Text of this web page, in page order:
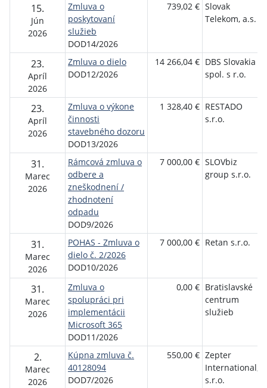
15.
Jún
2026
Zmluva o
poskytovaní
služieb
DOD14/2026
739,02 € Slovak
Telekom, a.s.
23.
Apríl
2026
Zmluva o dielo
DOD12/2026
14 266,04 € DBS Slovakia
spol. s r.o.
23.
Apríl
2026
Zmluva o výkone
činnosti
stavebného dozoru
DOD13/2026
1 328,40 € RESTADO
s.r.o.
31.
Marec
2026
Rámcová zmluva o
odbere a
zneškodnení /
zhodnotení
odpadu
DOD9/2026
7 000,00 € SLOVbiz
group s.r.o.
31.
Marec
2026
POHAS - Zmluva o
dielo č. 2/2026
DOD10/2026
7 000,00 € Retan s.r.o.
31.
Marec
2026
Zmluva o
spolupráci pri
implementácii
Microsoft 365
DOD11/2026
0,00 € Bratislavské
centrum
služieb
2.
Marec
2026
Kúpna zmluva č.
40128094
DOD7/2026
550,00 € Zepter
International,
s.r.o.